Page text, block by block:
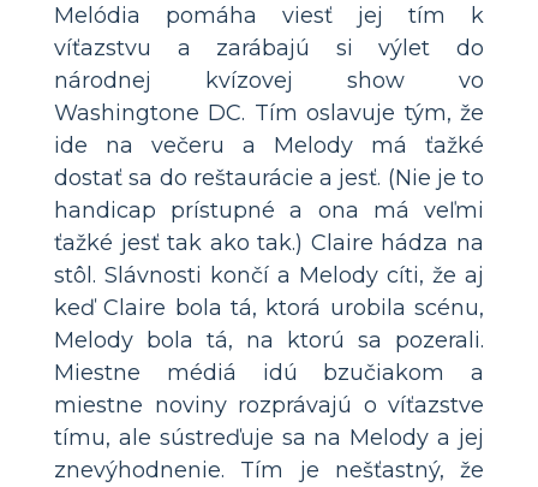
Melódia pomáha viesť jej tím k
víťazstvu a zarábajú si výlet do
národnej kvízovej show vo
Washingtone DC. Tím oslavuje tým, že
ide na večeru a Melody má ťažké
dostať sa do reštaurácie a jesť. (Nie je to
handicap prístupné a ona má veľmi
ťažké jesť tak ako tak.) Claire hádza na
stôl. Slávnosti končí a Melody cíti, že aj
keď Claire bola tá, ktorá urobila scénu,
Melody bola tá, na ktorú sa pozerali.
Miestne médiá idú bzučiakom a
miestne noviny rozprávajú o víťazstve
tímu, ale sústreďuje sa na Melody a jej
znevýhodnenie. Tím je nešťastný, že